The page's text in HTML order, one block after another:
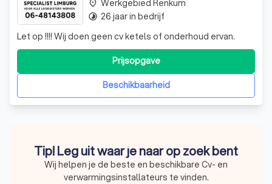
Let op !!!! Wij doen geen cv ketels of onderhoud ervan.
Beschikbaarheid
Prijsopgave
place Werkgebied Renkum
timelapse 26 jaar in bedrijf
Tip! Leg uit waar je naar op zoek bent
Wij helpen je de beste en beschikbare Cv- en
verwarmingsinstallateurs te vinden.